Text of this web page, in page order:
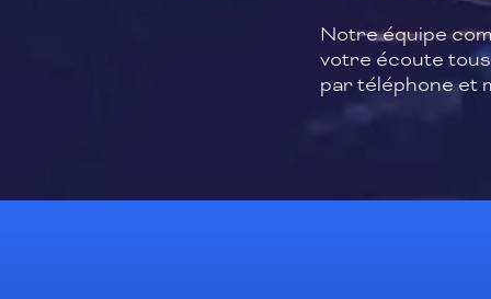
Notre équipe
votre écoute
par téléphone et